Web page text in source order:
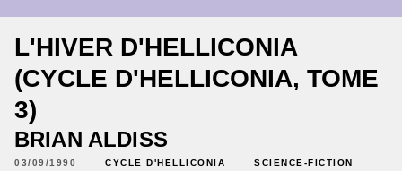
L'HIVER D'HELLICONIA
(CYCLE D'HELLICONIA, TOME
3)
BRIAN ALDISS
03/09/1990 CYCLE D'HELLICONIA SCIENCE-FICTION